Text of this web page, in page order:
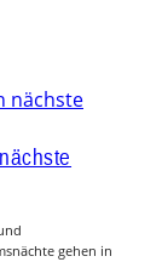
gehen in